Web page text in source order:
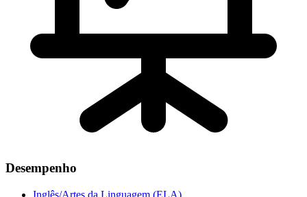
Desempenho
Inglês/Artes da Linguagem (ELA)